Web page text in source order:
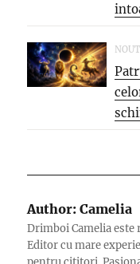
Author: Camelia
Drimboi Camelia
Editor cu mare